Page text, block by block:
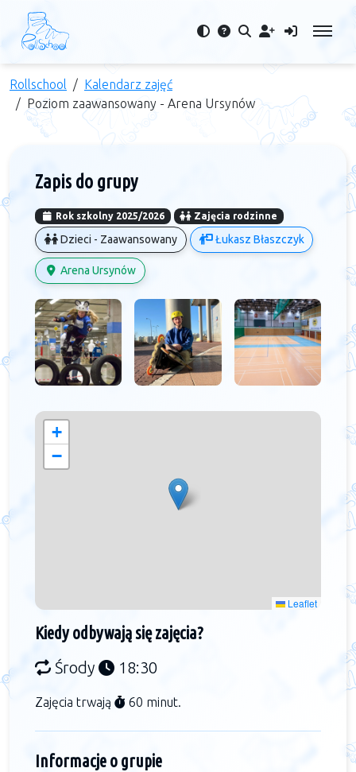
Rollschool
Kalendarz zajęć
Poziom zaawansowany - Arena Ursynów
Zapis do grupy
Rok szkolny 2025/2026 Zajęcia rodzinne
Dzieci - Zaawansowany Łukasz Błaszczyk
Arena Ursynów
+
−
Leaflet
Kiedy odbywają się zajęcia?
Środy 18:30
Zajęcia trwają 60 minut.
Informacje o grupie